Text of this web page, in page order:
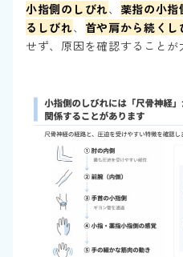
小指側のしびれ、 薬指の小
るしびれ、 首や肩から続くし
せず、原因を確認することが